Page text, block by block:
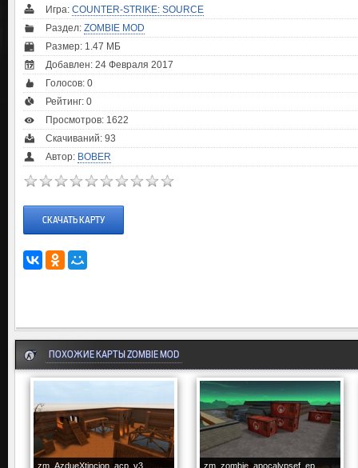
Игра: COUNTER-STRIKE: SOURCE
Раздел: ZOMBIE MOD
Размер: 1.47 МБ
Добавлен: 24 Февраля 2017
Голосов: 0
Рейтинг: 0
Просмотров: 1622
Скачиваний: 93
Автор: BOBER
СКАЧАТЬ КАРТУ
ПОХОЖИЕ КАРТЫ ZOMBIE MOD
zm_AzdueXtincion_acp_v3 zm_zombie_apocalypsef_ep